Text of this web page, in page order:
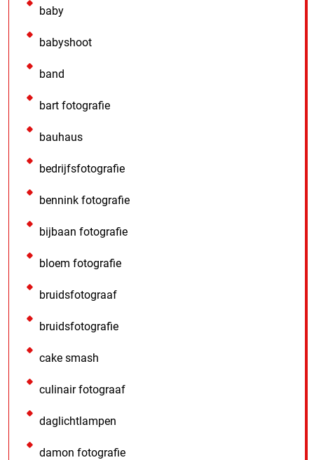
baby
babyshoot
band
bart fotografie
bauhaus
bedrijfsfotografie
bennink fotografie
bijbaan fotografie
bloem fotografie
bruidsfotograaf
bruidsfotografie
cake smash
culinair fotograaf
daglichtlampen
damon fotografie